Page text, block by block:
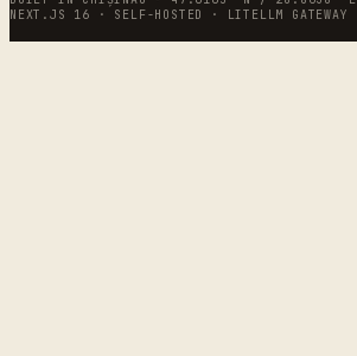
NEXT.JS 16 · SELF-HOSTED · LITELLM GATEWAY